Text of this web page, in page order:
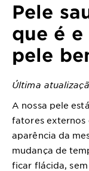
Pele
que é
pele
Última
A nossa pele
fatores externos
aparência da
mudança de
ficar flácida,